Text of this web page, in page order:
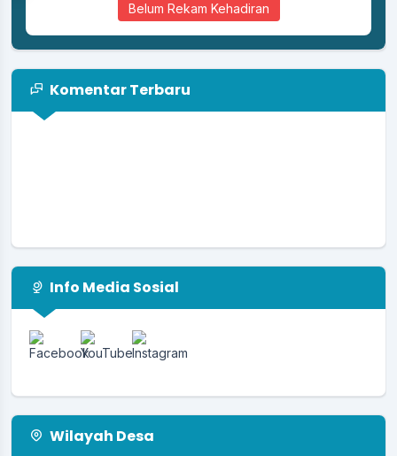
Belum Rekam Kehadiran
Komentar Terbaru
Info Media Sosial
Wilayah Desa